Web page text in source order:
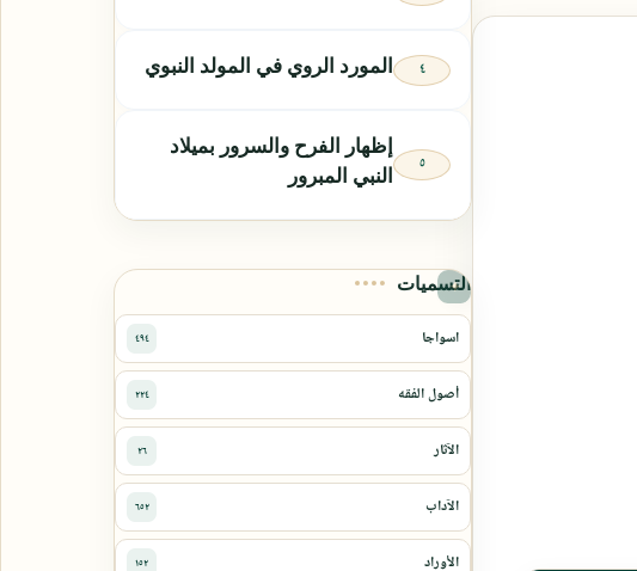
المورد الروي في المولد النبوي
إظهار الفرح والسرور بميلاد
النبي المبرور
التسميات